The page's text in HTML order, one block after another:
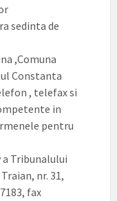
sedinta de
,Comuna
Constanta
, telefax si
in
pentru
Tribunalului
nr. 31,
fax